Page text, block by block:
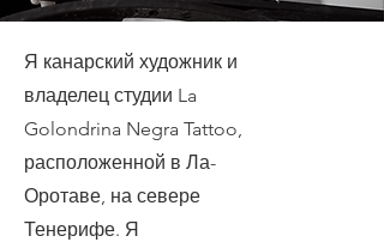
Я канарский художник и
владелец студии La
Golondrina Negra Tattoo,
расположенной в Ла-
Оротаве, на севере
Тенерифе. Я